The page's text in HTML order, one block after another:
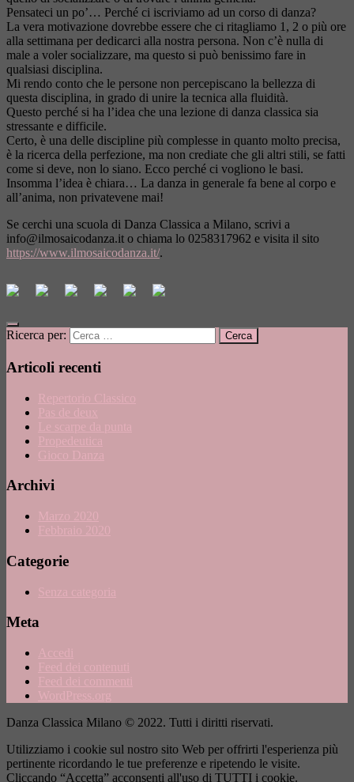
Pensateci un po’… Perché ci iscriviamo ad un corso di danza?
La vera motivazione dovrebbe essere che ci ritagliamo 1, 2 o più ore
alla settimana per dedicarci alla nostra persona. Non c’è nulla di
male a voler socializzare, ma questo si può benissimo fare in
qualsiasi disciplina.
Mi rendo conto che le persone non percepiscano la bellezza di
questa disciplina, in grado di unire la tecnica alla fluidità.
Questo perché si ha l’idea che una lezione di danza classica sia
stressante e difficile.
Certo, è una delle discipline più complesse in quanto molto precisa,
è la ricerca della perfezione, ma non crediate che gli altri stili, se fatti
come si deve, non lo siano. Ecco perché ci vogliono le basi.
Insomma l’idea è chiara… La danza in generale fa bene al corpo e
all’anima, non privatevene mai!
Se cerchi una scuola di Danza Classica a Milano, scrivi a
info@ilmosaicodanza.it o chiama lo 0258317962 e visita il sito
https://www.ilmosaicodanza.it/.
Ricerca per:
Articoli recenti
Repertorio Classico
Pas de deux
Le scarpe da punta
Propedeutica
Gioco Danza
Archivi
Marzo 2020
Febbraio 2020
Categorie
Senza categoria
Meta
Accedi
Feed dei contenuti
Feed dei commenti
WordPress.org
Danza Classica Milano © 2022. Tutti i diritti riservati.
Utilizziamo i cookie sul nostro sito Web per offrirti l'esperienza più
pertinente ricordando le tue preferenze e ripetendo le visite.
Cliccando “Accetta” acconsenti all'uso di TUTTI i cookie.